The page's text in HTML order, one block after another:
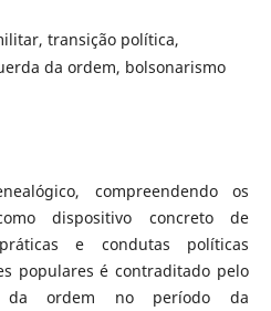
transição política,
da ordem, bolsonarismo
compreendendo os
dispositivo concreto de
e condutas políticas
populares é contraditado pelo
da ordem no período da